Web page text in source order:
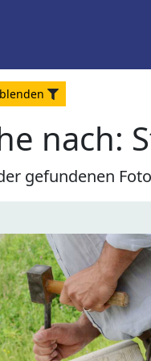
blenden
nach:
gefundenen